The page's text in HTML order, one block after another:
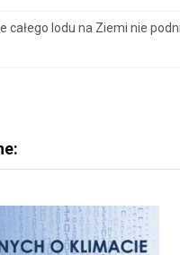
całego lodu na Ziemi nie